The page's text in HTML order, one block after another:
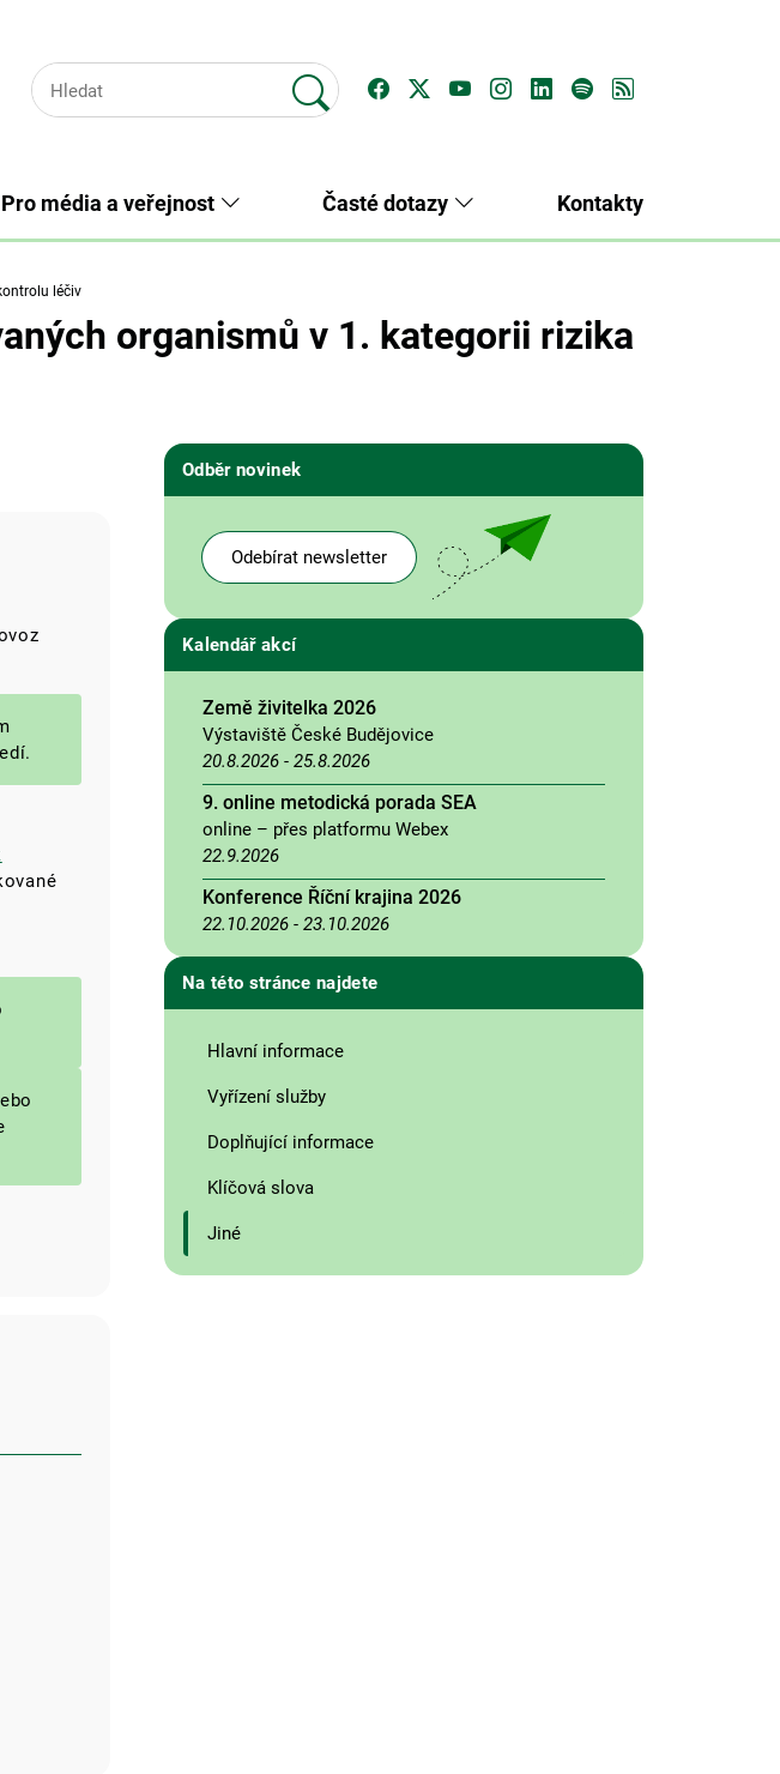
Pro média a veřejnost Časté dotazy Kontakty
léčiv
organismů v 1. kategorii rizika
Odběr novinek
Odebírat newsletter
Kalendář akcí
Země živitelka 2026
Výstaviště České Budějovice
20.8.2026 - 25.8.2026
9. online metodická porada SEA
online – přes platformu Webex
22.9.2026
Konference Říční krajina 2026
22.10.2026 - 23.10.2026
Na této stránce najdete
Hlavní informace
Vyřízení služby
Doplňující informace
Klíčová slova
Jiné